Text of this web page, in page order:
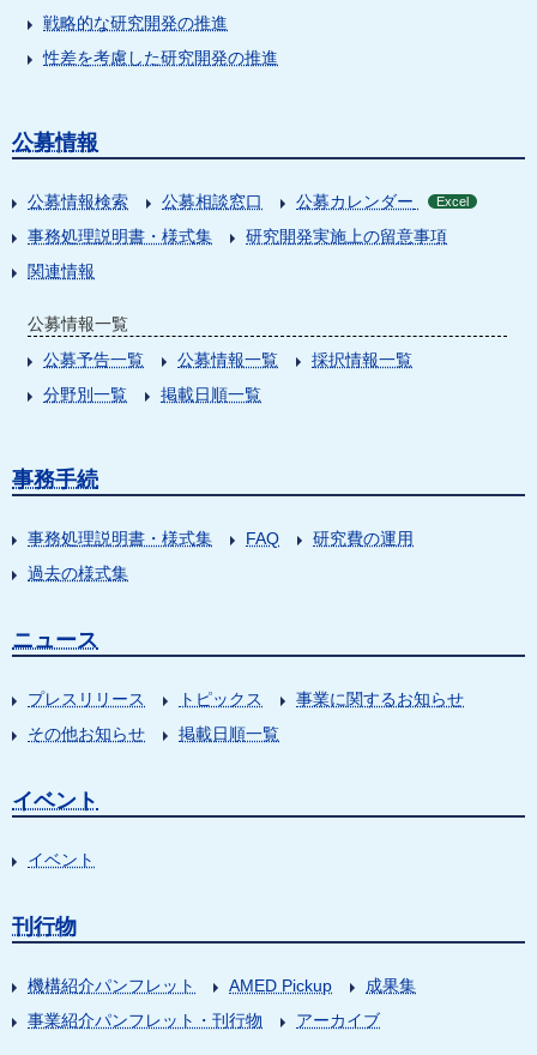
戦略的な研究開発の推進
性差を考慮した研究開発の推進
公募情報
公募情報検索 公募相談窓口 公募カレンダー Excel
事務処理説明書・様式集
研究開発実施上の留意事項
関連情報
公募情報一覧
公募予告一覧
公募情報一覧
採択情報一覧
分野別一覧
掲載日順一覧
事務手続
事務処理説明書・様式集 FAQ
研究費の運用
過去の様式集
ニュース
プレスリリース トピックス
事業に関するお知らせ
その他お知らせ
掲載日順一覧
イベント
イベント
刊行物
機構紹介パンフレット AMED Pickup
成果集
事業紹介パンフレット・刊行物
アーカイブ